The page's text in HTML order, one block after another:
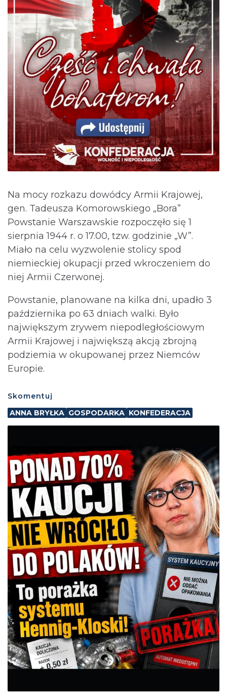
Na mocy rozkazu dowódcy Armii Krajowej,
gen. Tadeusza Komorowskiego „Bora”
Powstanie Warszawskie rozpoczęło się 1
sierpnia 1944 r. o 17.00, tzw. godzinie „W”.
Miało na celu wyzwolenie stolicy spod
niemieckiej okupacji przed wkroczeniem do
niej Armii Czerwonej.
Powstanie, planowane na kilka dni, upadło 3
października po 63 dniach walki. Było
największym zrywem niepodległościowym
Armii Krajowej i największą akcją zbrojną
podziemia w okupowanej przez Niemców
Europie.
Skomentuj
ANNA BRYŁKA GOSPODARKA KONFEDERACJA